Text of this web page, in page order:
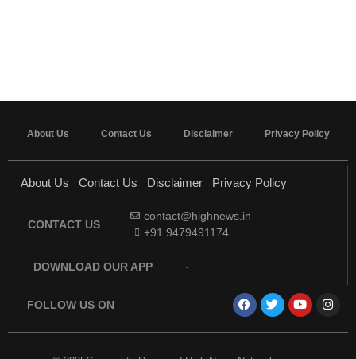
About Us Contact Us Disclaimer Privacy Policy
About Us Contact Us Disclaimer Privacy Policy
CONTACT US
contact@highnews.in
+91 9479491174
DOWNLOAD OUR APP
FOLLOW US ON